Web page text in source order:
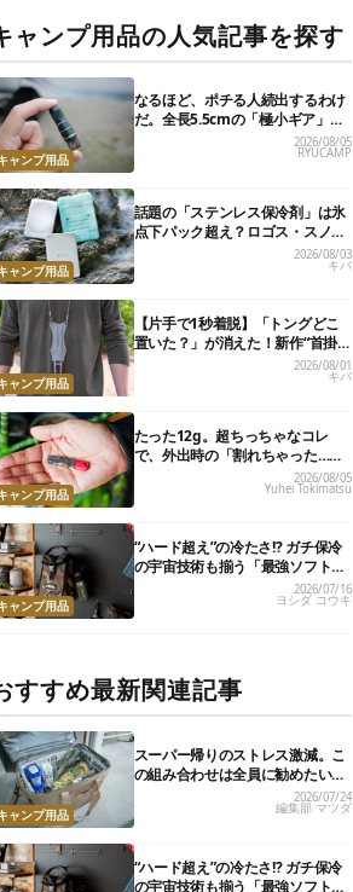
ャンプ用品の人気記事を探す
ャンプ用品
なるほど、ポチる人続出するわけ
だ。全長5.5cmの「極小ギア」を
使って分かったほんとの魅力2026/08/05
RYUCAMP
ャンプ用品
話題の「ステンレス保冷剤」は氷
点下パック超え？ロゴス・スノー
ピーク・爆売れノーブランド品を
比べてみた
2026/08/03
キバ
ャンプ用品
【片手で1秒着脱】「トングどこ
置いた？」が消えた！新作“首掛
けトング”、男心くすぐるギミッ
2026/08/01
キバ
ャンプ用品
たった12g。超ちっちゃなコレ
で、外出時の「割れちゃった…」
2026/08/05
Yuhei Tokimatsu
ャンプ用品
“ハード超え”の冷たさ!? ガチ保冷
の宇宙技術も揃う「最強ソフトク
ーラー」17選
2026/07/16
ヨシダ コウキ
すすめ最新関連記事
ャンプ用品
スーパー帰りのストレス激減。こ
の組み合わせは全員に勧めたい
【編集部のリアル購入品】2026/07/24
編集部 マツダ
“ハード超え”の冷たさ!? ガチ保冷
の宇宙技術も揃う「最強ソフトク